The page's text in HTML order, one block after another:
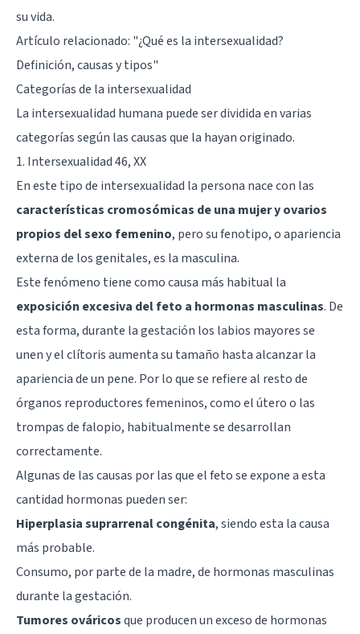
su vida.
Artículo relacionado: "¿Qué es la intersexualidad?
Definición, causas y tipos"
Categorías de la intersexualidad
La intersexualidad humana puede ser dividida en varias
categorías según las causas que la hayan originado.
1. Intersexualidad 46, XX
En este tipo de intersexualidad la persona nace con las
características cromosómicas de una mujer y ovarios
propios del sexo femenino, pero su fenotipo, o apariencia
externa de los genitales, es la masculina.
Este fenómeno tiene como causa más habitual la
exposición excesiva del feto a hormonas masculinas. De
esta forma, durante la gestación los labios mayores se
unen y el clítoris aumenta su tamaño hasta alcanzar la
apariencia de un pene. Por lo que se refiere al resto de
órganos reproductores femeninos, como el útero o las
trompas de falopio, habitualmente se desarrollan
correctamente.
Algunas de las causas por las que el feto se expone a esta
cantidad hormonas pueden ser:
Hiperplasia suprarrenal congénita, siendo esta la causa
más probable.
Consumo, por parte de la madre, de hormonas masculinas
durante la gestación.
Tumores ováricosque producen un exceso de hormonas